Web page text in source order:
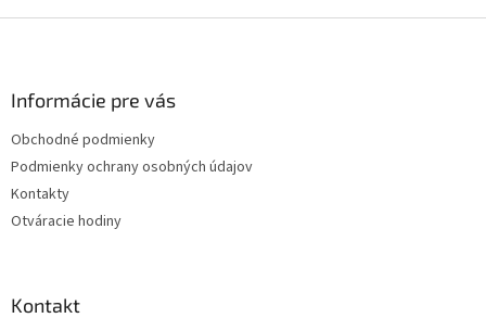
k
v
Informácie pre vás
Obchodné podmienky
Podmienky ochrany osobných údajov
Kontakty
Otváracie hodiny
Kontakt